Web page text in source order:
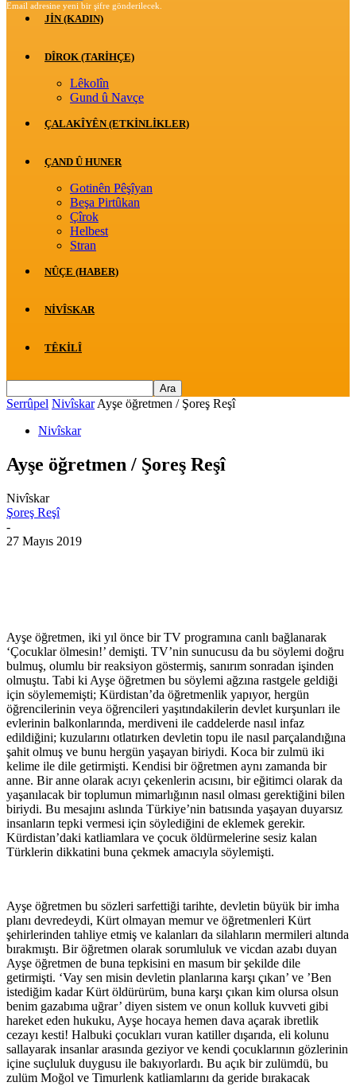
Email adresine yeni bir şifre gönderilecek.
JİN (KADIN)
DÎROK (TARİHÇE)
Lêkolîn
Gund û Navçe
ÇALAKÎYÊN (ETKINLIKLER)
ÇAND Û HUNER
Gotinên Pêşîyan
Beşa Pirtûkan
Çîrok
Helbest
Stran
NÛÇE (HABER)
NIVÎSKAR
TÊKILÎ
Serrûpel Nivîskar Ayşe öğretmen / Şoreş Reşî
Nivîskar
Ayşe öğretmen / Şoreş Reşî
Nivîskar
Şoreş Reşî
-
27 Mayıs 2019
Ayşe öğretmen, iki yıl önce bir TV programına canlı bağlanarak
‘Çocuklar ölmesin!’ demişti. TV’nin sunucusu da bu söylemi doğru
bulmuş, olumlu bir reaksiyon göstermiş, sanırım sonradan işinden
olmuştu. Tabi ki Ayşe öğretmen bu söylemi ağzına rastgele geldiği
için söylememişti; Kürdistan’da öğretmenlik yapıyor, hergün
öğrencilerinin veya öğrencileri yaşıtındakilerin devlet kurşunları ile
evlerinin balkonlarında, merdiveni ile caddelerde nasıl infaz
edildiğini; kuzularını otlatırken devletin topu ile nasıl parçalandığına
şahit olmuş ve bunu hergün yaşayan biriydi. Koca bir zulmü iki
kelime ile dile getirmişti. Kendisi bir öğretmen aynı zamanda bir
anne. Bir anne olarak acıyı çekenlerin acısını, bir eğitimci olarak da
yaşanılacak bir toplumun mimarlığının nasıl olması gerektiğini bilen
biriydi. Bu mesajını aslında Türkiye’nin batısında yaşayan duyarsız
insanların tepki vermesi için söylediğini de eklemek gerekir.
Kürdistan’daki katliamlara ve çocuk öldürmelerine sesiz kalan
Türklerin dikkatini buna çekmek amacıyla söylemişti.
Ayşe öğretmen bu sözleri sarfettiği tarihte, devletin büyük bir imha
planı devredeydi, Kürt olmayan memur ve öğretmenleri Kürt
şehirlerinden tahliye etmiş ve kalanları da silahların mermileri altında
bırakmıştı. Bir öğretmen olarak sorumluluk ve vicdan azabı duyan
Ayşe öğretmen de buna tepkisini en masum bir şekilde dile
getirmişti. ‘Vay sen misin devletin planlarına karşı çıkan’ ve ’Ben
istediğim kadar Kürt öldürürüm, buna karşı çıkan kim olursa olsun
benim gazabıma uğrar’ diyen sistem ve onun kolluk kuvveti gibi
hareket eden hukuku, Ayşe hocaya hemen dava açarak ibretlik
cezayı kesti! Halbuki çocukları vuran katiller dışarıda, eli kolunu
sallayarak insanlar arasında geziyor ve kendi çocuklarının gözlerinin
içine suçluluk duygusu ile bakıyorlardı. Bu açık bir zulümdü, bu
zulüm Moğol ve Timurlenk katliamlarını da geride bırakacak